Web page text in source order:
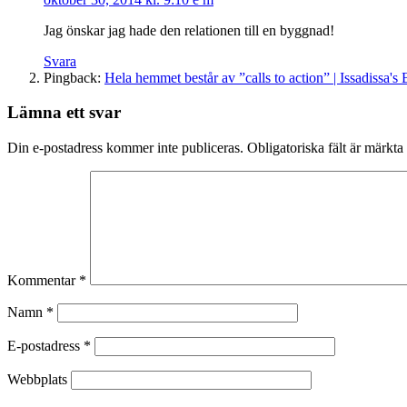
Jag önskar jag hade den relationen till en byggnad!
Svara
Pingback: Hela hemmet består av ”calls to action” | Issadissa's
Lämna ett svar
Din e-postadress kommer inte publiceras. Obligatoriska fält är märkta
Kommentar *
Namn *
E-postadress *
Webbplats